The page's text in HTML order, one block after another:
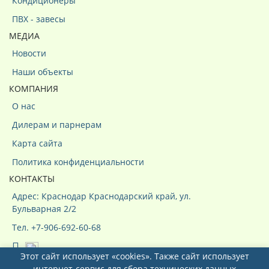
ПВХ - завесы
МЕДИА
Новости
Наши объекты
КОМПАНИЯ
О нас
Дилерам и парнерам
Карта сайта
Политика конфиденциальности
КОНТАКТЫ
Адрес: Краснодар Краснодарский край, ул.
Бульварная 2/2
Тел. +7-906-692-60-68
Этот сайт использует «cookies». Также сайт использует